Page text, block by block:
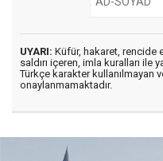
UYARI: Küfür, hakaret, rencide
saldırı içeren, imla kuralları ile
Türkçe karakter kullanılmayan
onaylanmamaktadır.